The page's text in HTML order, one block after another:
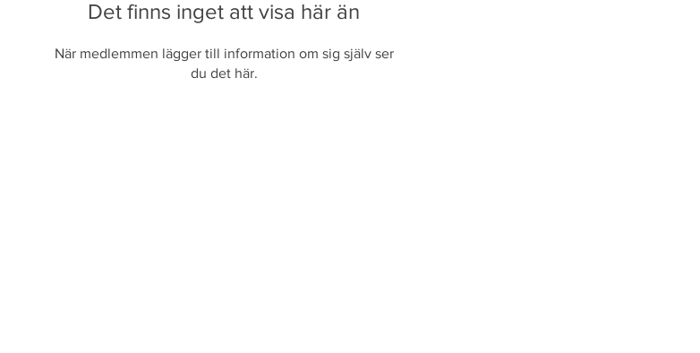
Det finns inget att visa här än
När medlemmen lägger till information om sig själv ser
du det här.